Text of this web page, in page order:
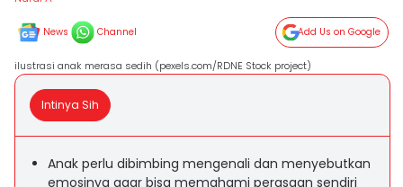
News Channel Add Us on Google
ilustrasi anak merasa sedih (pexels.com/RDNE Stock project)
Intinya Sih
Anak perlu dibimbing mengenali dan menyebutkan
emosinya agar bisa memahami perasaan sendiri